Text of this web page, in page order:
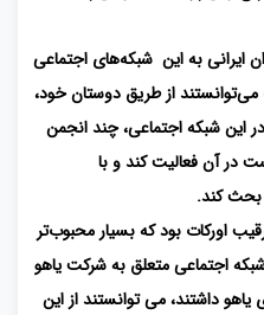
از کاربران ایرانی به این شبکه‌های اجتماعی
می‌توانستند از طریق دوستان خود،
این شبکه اجتماعی، چند انجمن
در آن فعالیت کند و با
کند.
۳۶۰ جدی‌ترین رقیب اورکات بود که بسیار محبوب‌تر
اجتماعی متعلق به شرکت یاهو
داشتند، می توانستند از این